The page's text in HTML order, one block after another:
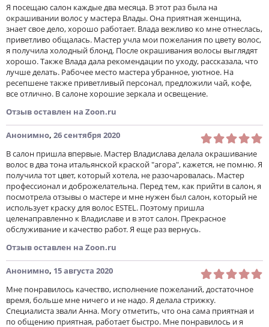
Я посещаю салон каждые два месяца. В этот раз была на
окрашивании волос у мастера Влады. Она приятная женщина,
знает свое дело, хорошо работает. Влада вежливо ко мне отнеслась,
приветливо общалась. Мастер учла мои пожелания по цвету волос,
я получила холодный блонд. После окрашивания волосы выглядят
хорошо. Также Влада дала рекомендации по уходу, рассказала, что
лучше делать. Рабочее место мастера убранное, уютное. На
ресепшене также приветливый персонал, предложили чай, кофе,
все отлично. В салоне хорошие зеркала и освещение.
Отзыв оставлен на Zoon.ru
Анонимно, 26 сентября 2020
В салон пришла впервые. Мастер Владислава делала окрашивание
волос в два тона итальянской краской "агора", кажется, не помню. Я
получила тот цвет, который хотела, не разочаровалась. Мастер
профессионал и доброжелательна. Перед тем, как прийти в салон, я
посмотрела отзывы о мастере и мне нужен был салон, который не
использует краску для волос ESTEL. Поэтому пришла
целенаправленно к Владиславе и в этот салон. Прекрасное
обслуживание и качество работ. Я еще раз вернусь.
Отзыв оставлен на Zoon.ru
Анонимно, 15 августа 2020
Мне понравилось качество, исполнение пожеланий, достаточное
время, больше мне ничего и не надо. Я делала стрижку.
Специалиста звали Анна. Могу отметить, что она сама приятная и
по общению приятная, работает быстро. Мне понравилось и я